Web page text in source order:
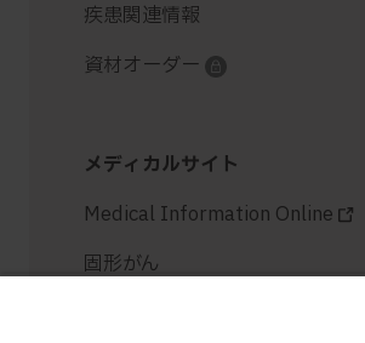
疾患関連情報
資材オーダー
メディカルサイト
Medical Information Online
固形がん